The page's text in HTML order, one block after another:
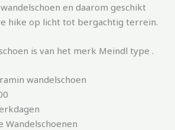
en daarom geschikt
hike op licht tot bergachtig terrein.
is van het merk Meindl type .
wandelschoen
Wandelschoenen